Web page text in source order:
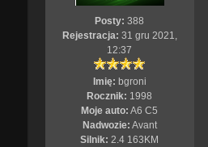
Posty: 388
Rejestracja: 31 gru 2021,
12:37
Imię: bgroni
Rocznik: 1998
Moje auto: A6 C5
Nadwozie: Avant
Silnik: 2.4 163KM